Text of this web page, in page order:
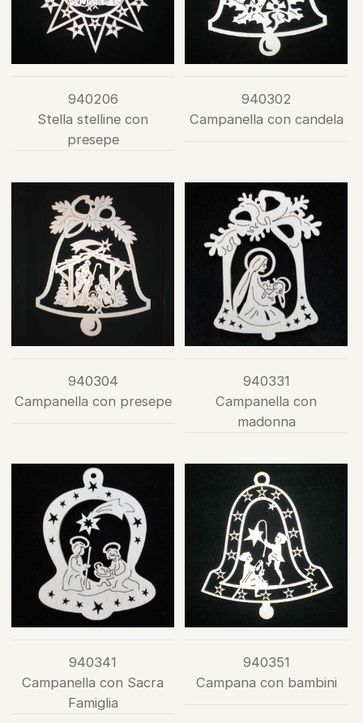
940206
Stella stelline con
presepe
940302
Campanella con candela
940304
Campanella con presepe
940331
Campanella con
madonna
940341
Campanella con Sacra
Famiglia
940351
Campana con bambini